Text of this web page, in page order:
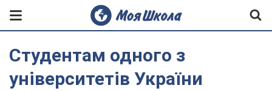
Студентам одного з
університетів України